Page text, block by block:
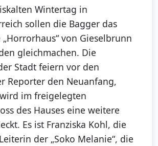
Wintertag in
sollen die Bagger das
von Gieselbrunn
gleichmachen. Die
Stadt feiern vor den
Reporter den Neuanfang,
im freigelegten
des Hauses eine weitere
Es ist Franziska Kohl, die
der „Soko Melanie“, die